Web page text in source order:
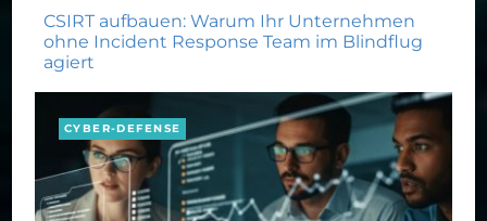
CSIRT aufbauen: Warum Ihr Unternehmen
ohne Incident Response Team im Blindflug
agiert
CYBER-DEFENSE